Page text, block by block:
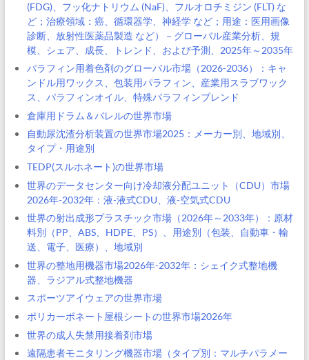
(FDG)、フッ化ナトリウム (NaF)、フルオロチミジン (FLT) な
ど；治療領域：癌、循環器学、神経学 など；用途：医用画像
診断、放射性医薬品製造 など）－グローバル産業分析、規
模、シェア、成長、トレンド、および予測、2025年～2035年
パラフィン用着色剤のグローバル市場（2026-2036）：キャ
ンドル用ワックス、包装用パラフィン、産業用スラブワック
ス、パラフィンオイル、特殊パラフィンブレンド
倉庫用ドラム＆バレルの世界市場
自動尿沈渣分析装置の世界市場2025：メーカー別、地域別、
タイプ・用途別
TEDP(スルホネート)の世界市場
世界のデータセンター向け冷却液分配ユニット（CDU）市場
2026年-2032年：液-液式CDU、液-空気式CDU
世界の射出成形プラスチック市場（2026年～2033年）：原材
料別（PP、ABS、HDPE、PS）、用途別（包装、自動車・輸
送、電子、医療）、地域別
世界の整地用機器市場2026年-2032年：シェイク式整地機
器、ラジアル式整地機器
スポーツアイウェアの世界市場
ポリカーボネート屋根シートの世界市場2026年
世界の成人失禁用接着剤市場
遠隔患者モニタリング機器市場（タイプ別：マルチパラメー